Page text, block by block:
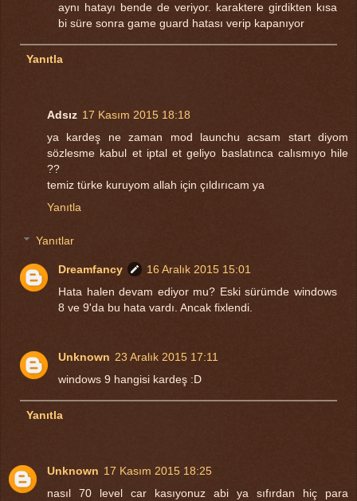
aynı hatayı bende de veriyor. karaktere girdikten kısa
bi süre sonra game guard hatası verip kapanıyor
Yanıtla
Adsız 17 Kasım 2015 18:18
ya kardeş ne zaman mod launchu acsam start diyom
sözlesme kabul et iptal et geliyo baslatınca calısmıyo hile
??
temiz türke kuruyom allah için çıldırıcam ya
Yanıtla
Yanıtlar
Dreamfancy
16 Aralık 2015 15:01
Hata halen devam ediyor mu? Eski sürümde windows
8 ve 9'da bu hata vardı. Ancak fixlendi.
Unknown 23 Aralık 2015 17:11
windows 9 hangisi kardeş :D
Yanıtla
Unknown 17 Kasım 2015 18:25
nasıl 70 level car kasıyonuz abi ya sıfırdan hiç para